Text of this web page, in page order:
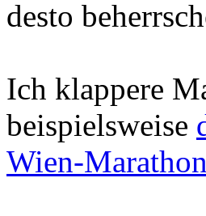
desto
Ich klappere
beispielsweise
Wien-Marathon